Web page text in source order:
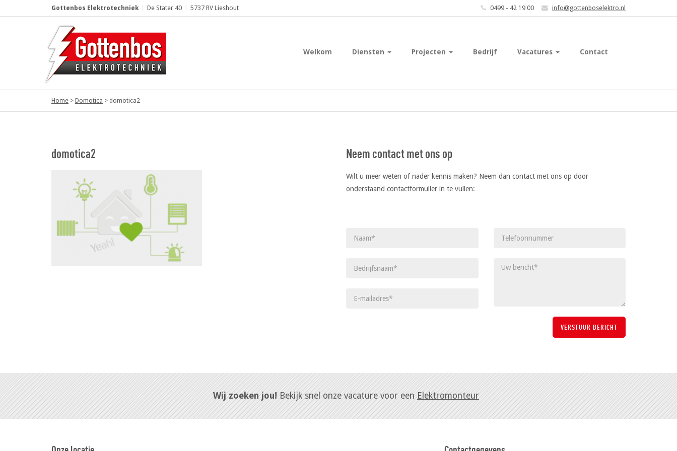
Gottenbos Elektrotechniek De Stater 40 5737 RV Lieshout 0499 - 42 19 00 info@gottenboselektro.nl
Welkom Diensten Projecten Bedrijf Vacatures Contact
Home > Domotica > domotica2
domotica2 Neem contact met ons op
Wilt u meer weten of nader kennis maken? Neem dan contact met ons op door
onderstaand contactformulier in te vullen:
Wij zoeken jou!Bekijk snel onze vacature voor eenElektromonteur